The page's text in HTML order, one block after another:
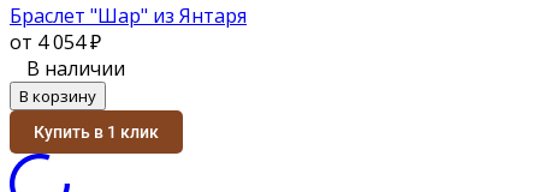
Браслет "Шар" из Янтаря
от 4 054 ₽
В наличии
В корзину
Купить в 1 клик